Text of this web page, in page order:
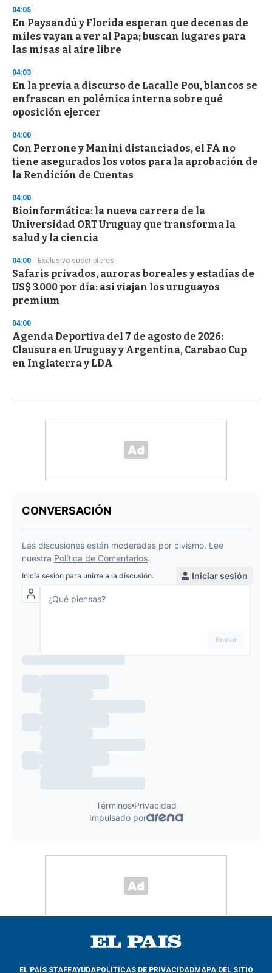
n
d
04:05
En Paysandú y Florida esperan que decenas de
miles vayan a ver al Papa; buscan lugares para
las misas al aire libre
04:03
En la previa a discurso de Lacalle Pou, blancos se
enfrascan en polémica interna sobre qué
oposición ejercer
04:00
Con Perrone y Manini distanciados, el FA no
tiene asegurados los votos para la aprobación de
la Rendición de Cuentas
04:00
Bioinformática: la nueva carrera de la
Universidad ORT Uruguay que transforma la
salud y la ciencia
04:00 Exclusivo suscriptores
Safaris privados, auroras boreales y estadías de
US$ 3.000 por día: así viajan los uruguayos
premium
04:00
Agenda Deportiva del 7 de agosto de 2026:
Clausura en Uruguay y Argentina, Carabao Cup
en Inglaterra y LDA
EL PAÍS STAFFAYUDAPOLÍTICAS DE PRIVACIDADMAPA DEL SITIO